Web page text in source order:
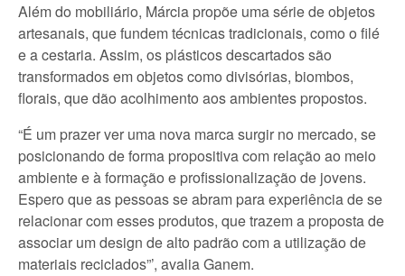
Além do mobiliário, Márcia propõe uma série de objetos
artesanais, que fundem técnicas tradicionais, como o filé
e a cestaria. Assim, os plásticos descartados são
transformados em objetos como divisórias, biombos,
florais, que dão acolhimento aos ambientes propostos.
“É um prazer ver uma nova marca surgir no mercado, se
posicionando de forma propositiva com relação ao meio
ambiente e à formação e profissionalização de jovens.
Espero que as pessoas se abram para experiência de se
relacionar com esses produtos, que trazem a proposta de
associar um design de alto padrão com a utilização de
materiais reciclados”’, avalia Ganem.